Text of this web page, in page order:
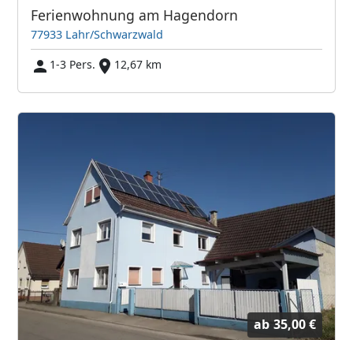
Ferienwohnung am Hagendorn
77933 Lahr/Schwarzwald
1-3 Pers.
12,67 km
ab 35,00 €